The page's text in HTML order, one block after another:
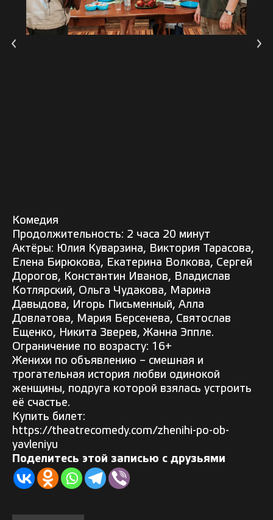
Комедия
Продолжительность: 2 часа 20 минут
Актёры: Юлия Куварзина, Виктория Тарасова,
Елена Бирюкова, Екатерина Волкова, Сергей
Дорогов, Константин Иванов, Владислав
Котлярский, Ольга Чудакова, Марина
Давыдова, Игорь Письменный, Алла
Довлатова, Мария Берсенева, Святослав
Ещенко, Никита Зверев, Жанна Эппле.
Ограничение по возрасту: 16+
Женихи по объявлению – смешная и
трогательная история любви одинокой
женщины, подруга которой взялась устроить
её счастье.
Купить билет:
https://theatrecomedy.com/zhenihi-po-ob-
yavleniyu
Поделитесь этой записью с друзьями